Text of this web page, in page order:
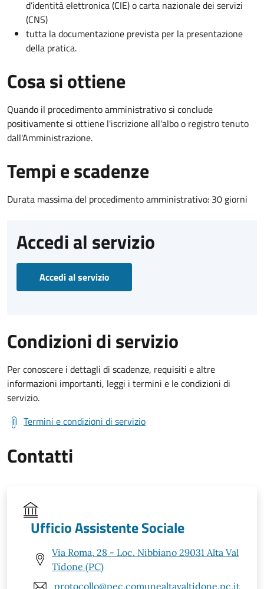
d’identità elettronica (CIE) o carta nazionale dei servizi
(CNS)
tutta la documentazione prevista per la presentazione
della pratica.
Cosa si ottiene
Quando il procedimento amministrativo si conclude
positivamente si ottiene l'iscrizione all'albo o registro tenuto
dall'Amministrazione.
Tempi e scadenze
Durata massima del procedimento amministrativo: 30 giorni
Accedi al servizio
Accedi al servizio
Condizioni di servizio
Per conoscere i dettagli di scadenze, requisiti e altre
informazioni importanti, leggi i termini e le condizioni di
servizio.
Termini e condizioni di servizio
Contatti
Ufficio Assistente Sociale
Via Roma, 28 - Loc. Nibbiano 29031 Alta Val
Tidone (PC)
protocollo@pec.comunealtavaltidone.pc.it